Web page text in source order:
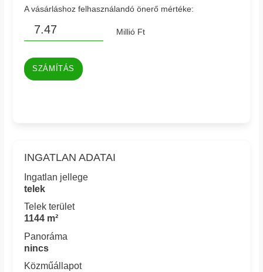
A vásárláshoz felhasználandó önerő mértéke:
Millió Ft
SZÁMÍTÁS
INGATLAN ADATAI
Ingatlan jellege
telek
Telek terület
1144 m²
Panoráma
nincs
Közműállapot